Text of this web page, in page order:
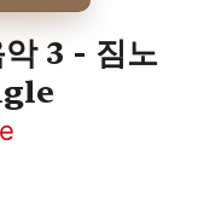
3 - 짐노